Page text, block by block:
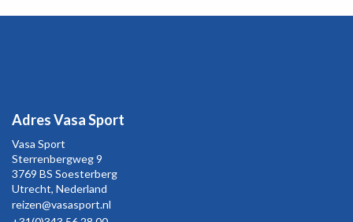
Adres Vasa Sport
Vasa Sport
Sterrenbergweg9
3769 BS Soesterberg
Utrecht, Nederland
reizen@vasasport.nl